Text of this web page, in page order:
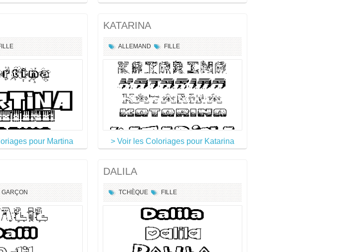
pour Martina
KATARINA
ALLEMAND FILLE
> Voir les Coloriages pour Katarina
GARÇON
DALILA
TCHÈQUE FILLE